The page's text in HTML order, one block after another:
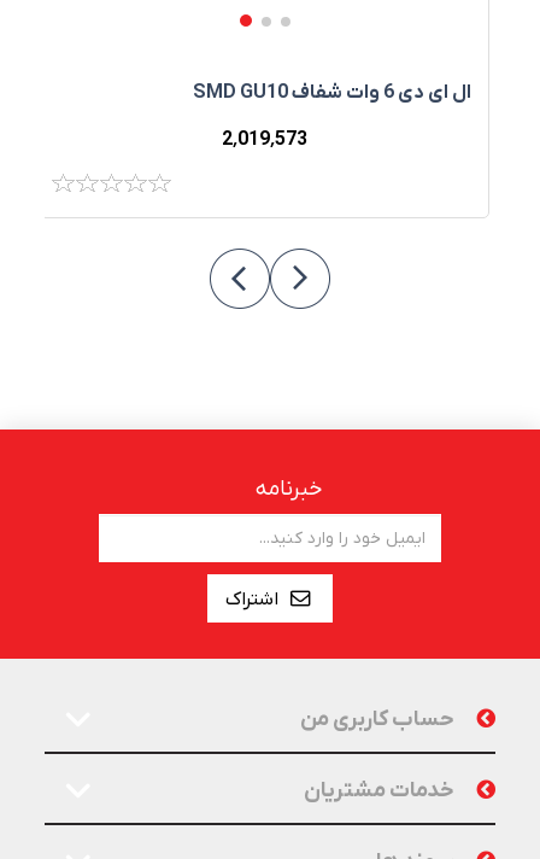
ال ای دی 6 وات شفاف SMD GU10
2٬019٬573
خبرنامه
اشتراک
حساب کاربری من
خدمات مشتریان